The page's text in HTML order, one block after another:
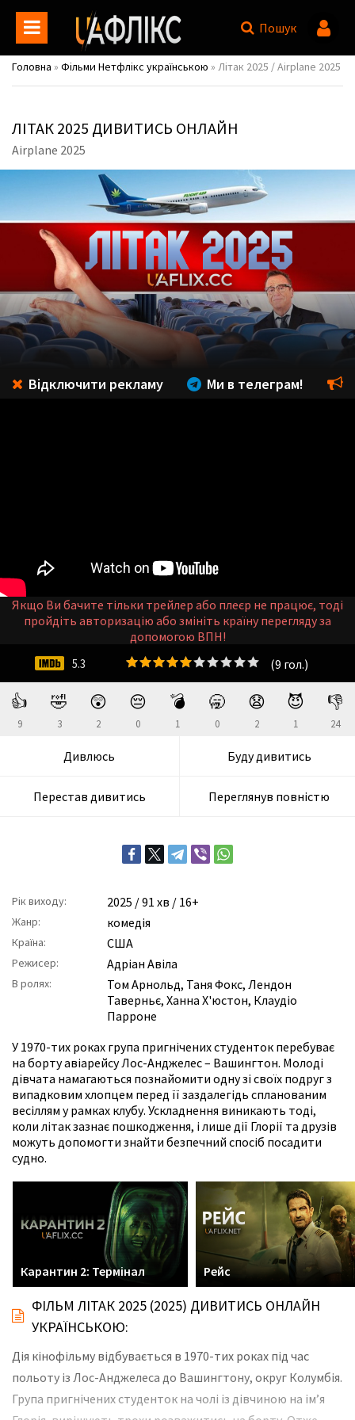
Пошук
Головна » Фільми Нетфлікс українською » Літак 2025 / Airplane 2025
ЛІТАК 2025 ДИВИТИСЬ ОНЛАЙН
Airplane 2025
👍
9
🤣
3
😲
2
😔
0
💣
1
🥱
0
😧
2
😈
1
👎
24
Дивлюсь Буду дивитись
Перестав дивитись Переглянув повністю
Рік виходу: 2025 / 91 хв / 16+
Жанр: комедія
Країна: США
Режисер: Адріан Авіла
В ролях: Том Арнольд, Таня Фокс, Лендон
Таверньє, Ханна Х'юстон, Клаудіо
Парроне
У 1970-тих роках група пригнічених студенток перебуває
на борту авіарейсу Лос-Анджелес – Вашингтон. Молоді
дівчата намагаються познайомити одну зі своїх подруг з
випадковим хлопцем перед її заздалегідь спланованим
весіллям у рамках клубу. Ускладнення виникають тоді,
коли літак зазнає пошкодження, і лише дії Глорії та друзів
можуть допомогти знайти безпечний спосіб посадити
судно.
(9 гол.)
5.3
Відключити рекламу Ми в телеграм!
Якщо Ви бачите тільки трейлер або плеєр не працює, тоді
пройдіть авторизацію або змініть країну перегляду за
допомогою ВПН!
Карантин 2: Термінал Рейс
ФІЛЬМ ЛІТАК 2025 (2025) ДИВИТИСЬ ОНЛАЙН
УКРАЇНСЬКОЮ:
Дія кінофільму відбувається в 1970-тих роках під час
польоту із Лос-Анджелеса до Вашингтону, округ Колумбія.
Група пригнічених студенток на чолі із дівчиною на ім’я